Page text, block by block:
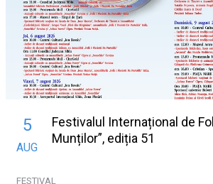
5
AUG
Festivalul Internațional de
Munților”, ediția 51
FESTIVAL